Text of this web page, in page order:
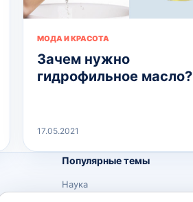
МОДА И КРАСОТА
Зачем нужно
гидрофильное масло?
17.05.2021
Популярные темы
Наука